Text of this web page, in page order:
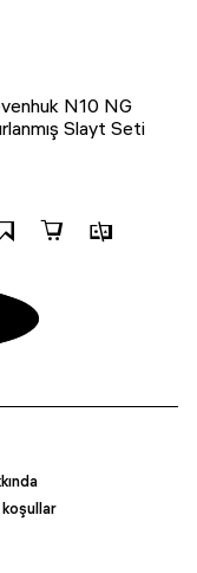
N10 NG
Slayt Seti
koşullar